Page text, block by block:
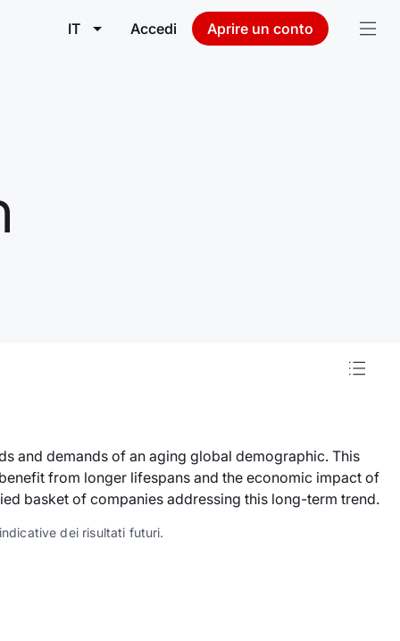
IT Accedi Aprire un conto
and demands of an aging global demographic. This
from longer lifespans and the economic impact of
basket of companies addressing this long-term trend.
dei risultati futuri.